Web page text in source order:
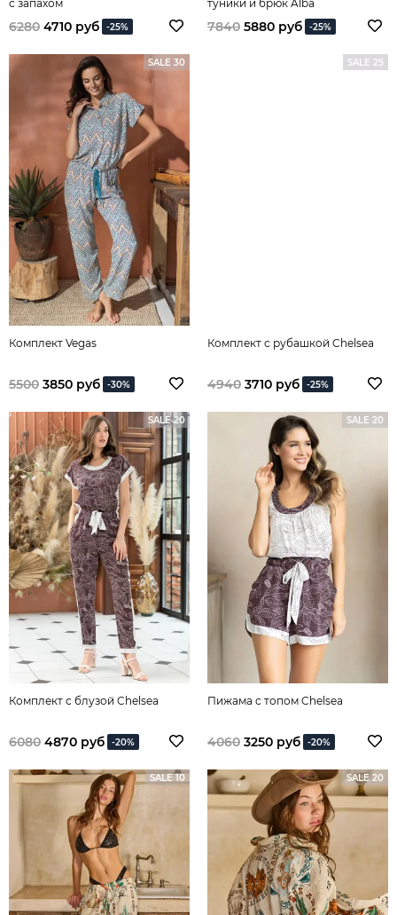
с запахом
6280 4710 руб -25%
туники и брюк Alba
7840 5880 руб -25%
SALE 30
Комплект Vegas
5500 3850 руб -30%
SALE 25
Комплект с рубашкой Chelsea
4940 3710 руб -25%
SALE 20
Комплект с блузой Chelsea
6080 4870 руб -20%
SALE 20
Пижама с топом Chelsea
4060 3250 руб -20%
SALE 10 SALE 20